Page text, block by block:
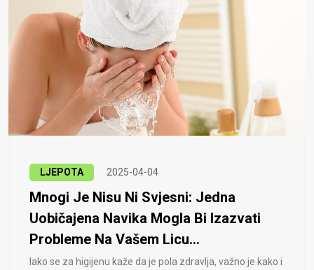
LJEPOTA 2025-04-04
Mnogi Je Nisu Ni Svjesni: Jedna
Uobičajena Navika Mogla Bi Izazvati
Probleme Na Vašem Licu...
Iako se za higijenu kaže da je pola zdravlja, važno je kako i